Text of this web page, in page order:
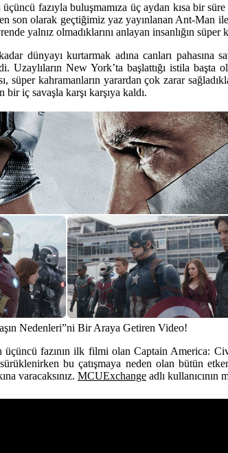
fazıyla buluşmamıza üç aydan kısa bir
son olarak geçtiğimiz yaz yayınlanan Ant-Man
yalnız olmadıklarını anlayan insanlığın
dünyayı kurtarmak adına canları
Uzaylıların New York’ta başlattığı istila
süper kahramanların yarardan çok zarar
bir iç savaşla karşı karşıya kaldı.
Nedenleri”ni Bir Araya Getiren Video!
üçüncü fazının ilk filmi olanCaptain America:
bu çatışmaya neden olan bütün
varacaksınız. MCUExchange adlı kullanıcının